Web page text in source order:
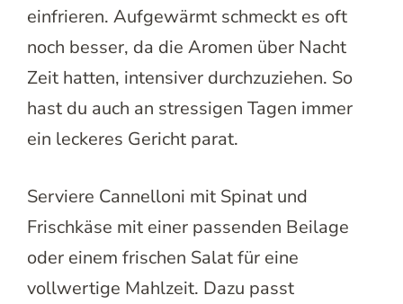
einfrieren. Aufgewärmt schmeckt es oft
noch besser, da die Aromen über Nacht
Zeit hatten, intensiver durchzuziehen. So
hast du auch an stressigen Tagen immer
ein leckeres Gericht parat.
Serviere Cannelloni mit Spinat und
Frischkäse mit einer passenden Beilage
oder einem frischen Salat für eine
vollwertige Mahlzeit. Dazu passt